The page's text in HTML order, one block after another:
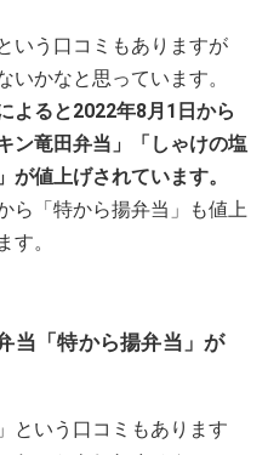
いう口コミもありますが
いかなと思っています。
よると2022年8月1日から
ン竜田弁当」「しゃけの塩
が値上げされています。
ら「特から揚弁当」も値上
す。
当「特から揚弁当」が
という口コミもあります